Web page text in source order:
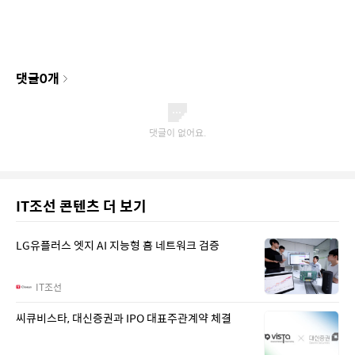
댓글0개
IT조선 콘텐츠 더 보기
LG유플러스 엣지 AI 지능형 홈 네트워크 검증
IT조선
씨큐비스타, 대신증권과 IPO 대표주관계약 체결